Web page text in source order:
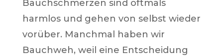
Bauchschmerzen sind oftmals
harmlos und gehen von selbst wieder
vorüber. Manchmal haben wir
Bauchweh, weil eine Entscheidung